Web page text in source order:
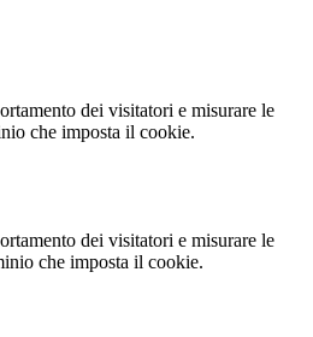
dei visitatori e misurare le
che imposta il cookie.
dei visitatori e misurare le
che imposta il cookie.